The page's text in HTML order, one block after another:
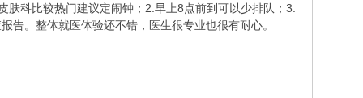
科比较热门建议定闹钟；2.早上8点前到可以少排队；3.
告。整体就医体验还不错，医生很专业也很有耐心。